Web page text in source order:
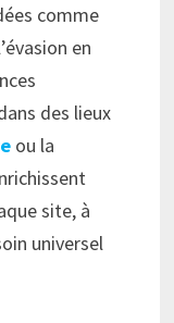
comme
en
des lieux
ou la
site, à
universel